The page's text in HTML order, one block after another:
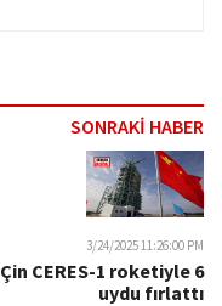
SONRAKİ HABER
3/24/2025 11:26:00 PM
Çin CERES-1 roketiyle 6
uydu fırlattı